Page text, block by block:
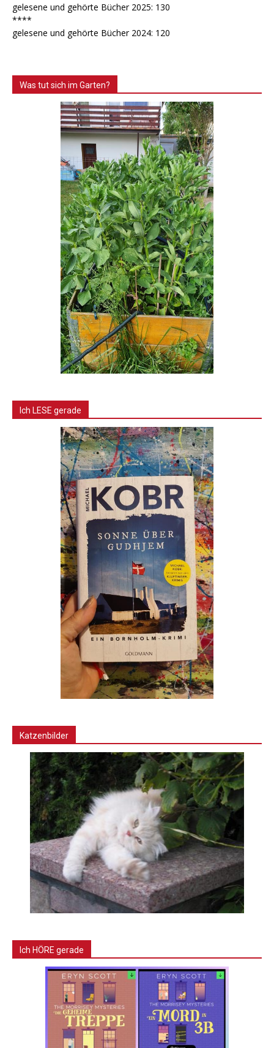
gelesene und gehörte Bücher 2025: 130
****
gelesene und gehörte Bücher 2024: 120
Was tut sich im Garten?
Ich LESE gerade
Katzenbilder
Ich HÖRE gerade